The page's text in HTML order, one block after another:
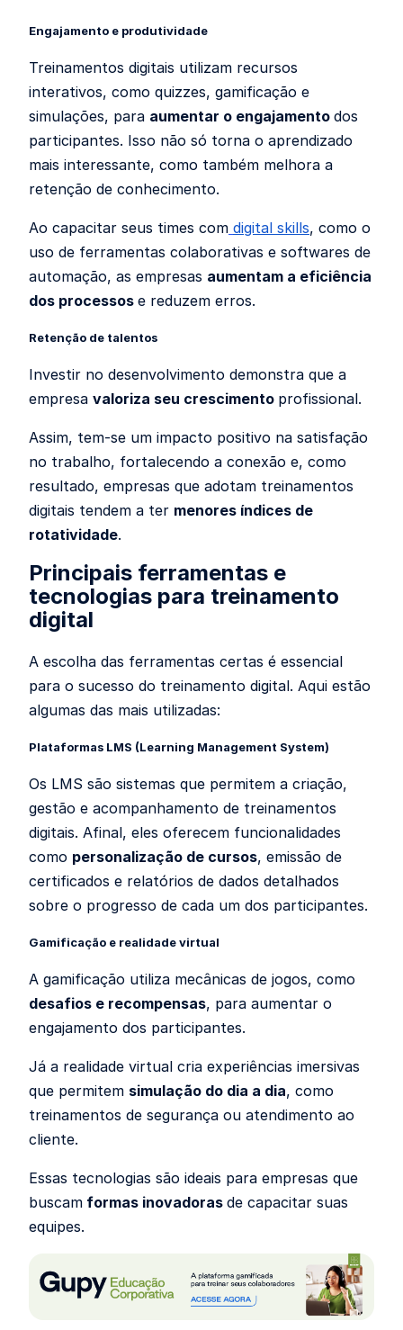
Engajamento e produtividade
Treinamentos digitais utilizam recursos
interativos, como quizzes, gamificação e
simulações, para aumentar o engajamento dos
participantes. Isso não só torna o aprendizado
mais interessante, como também melhora a
retenção de conhecimento.
Ao capacitar seus times com digital skills, como o
uso de ferramentas colaborativas e softwares de
automação, as empresas aumentam a eficiência
dos processos e reduzem erros.
Retenção de talentos
Investir no desenvolvimento demonstra que a
empresa valoriza seu crescimento profissional.
Assim, tem-se um impacto positivo na satisfação
no trabalho, fortalecendo a conexão e, como
resultado, empresas que adotam treinamentos
digitais tendem a ter menores índices de
rotatividade.
Principais ferramentas e
tecnologias para treinamento
digital
A escolha das ferramentas certas é essencial
para o sucesso do treinamento digital. Aqui estão
algumas das mais utilizadas:
Plataformas LMS (Learning Management System)
Os LMS são sistemas que permitem a criação,
gestão e acompanhamento de treinamentos
digitais. Afinal, eles oferecem funcionalidades
como personalização de cursos, emissão de
certificados e relatórios de dados detalhados
sobre o progresso de cada um dos participantes.
Gamificação e realidade virtual
A gamificação utiliza mecânicas de jogos, como
desafios e recompensas, para aumentar o
engajamento dos participantes.
Já a realidade virtual cria experiências imersivas
que permitem simulação do dia a dia, como
treinamentos de segurança ou atendimento ao
cliente.
Essas tecnologias são ideais para empresas que
buscam formas inovadoras de capacitar suas
equipes.